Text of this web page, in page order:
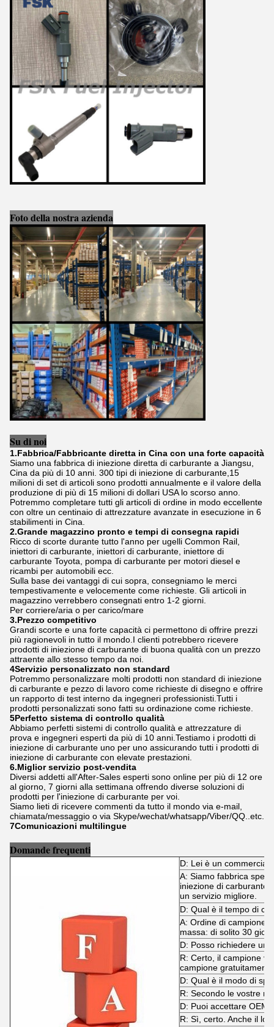
Foto della nostra azienda
Su di noi
1.Fabbrica/Fabbricante diretta in Cina con una forte capacità
Siamo una fabbrica di iniezione diretta di carburante a Jiangsu,
Cina da più di 10 anni. 300 tipi di iniezione di carburante,15
milioni di set di articoli sono prodotti annualmente e il valore della
produzione di più di 15 milioni di dollari USA lo scorso anno.
Potremmo completare tutti gli articoli di ordine in modo eccellente
con oltre un centinaio di attrezzature avanzate in esecuzione in 6
stabilimenti in Cina.
2.Grande magazzino pronto e tempi di consegna rapidi
Ricco di scorte durante tutto l'anno per ugelli Common Rail,
iniettori di carburante, iniettori di carburante, iniettore di
carburante Toyota, pompa di carburante per motori diesel e
ricambi per automobili ecc.
Sulla base dei vantaggi di cui sopra, consegniamo le merci
tempestivamente e velocemente come richieste. Gli articoli in
magazzino verrebbero consegnati entro 1-2 giorni.
Per corriere/aria o per carico/mare
3.Prezzo competitivo
Grandi scorte e una forte capacità ci permettono di offrire prezzi
più ragionevoli in tutto il mondo.I clienti potrebbero ricevere
prodotti di iniezione di carburante di buona qualità con un prezzo
attraente allo stesso tempo da noi.
4Servizio personalizzato non standard
Potremmo personalizzare molti prodotti non standard di iniezione
di carburante e pezzo di lavoro come richieste di disegno e offrire
un rapporto di test interno da ingegneri professionisti.Tutti i
prodotti personalizzati sono fatti su ordinazione come richieste.
5Perfetto sistema di controllo qualità
Abbiamo perfetti sistemi di controllo qualità e attrezzature di
prova e ingegneri esperti da più di 10 anni.Testiamo i prodotti di
iniezione di carburante uno per uno assicurando tutti i prodotti di
iniezione di carburante con elevate prestazioni.
6.Miglior servizio post-vendita
Diversi addetti all'After-Sales esperti sono online per più di 12 ore
al giorno, 7 giorni alla settimana offrendo diverse soluzioni di
prodotti per l'iniezione di carburante per voi.
Siamo lieti di ricevere commenti da tutto il mondo via e-mail,
chiamata/messaggio o via Skype/wechat/whatsapp/Viber/QQ..etc.
7Comunicazioni multilingue
Domande frequenti
D: Lei è un
A: Siamo fabbrica
iniezione di carburante.
un servizio migliore.
D: Qual è il tempo di
A: Ordine di campione:
massa: di solito 30
D: Posso richiedere un
R: Certo, il campione
campione
D: Qual è il modo di
R: Secondo le vostre
D: Puoi accettare OEM
R: Sì, certo. Anche il